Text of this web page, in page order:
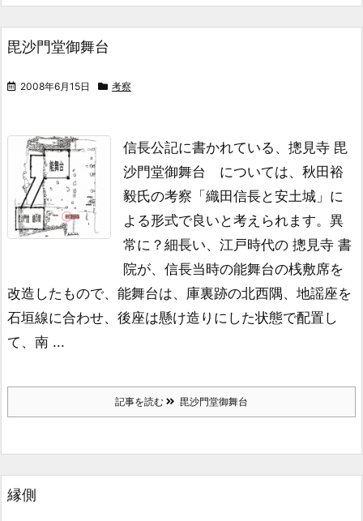
毘沙門堂御舞台
2008年6月15日 考察
信長公記に書かれている、 摠見寺 毘
沙門堂御舞台 については、 秋田裕
毅氏の考察「織田信長と安土城」 に
よる形式で良いと考えられます。 異
常に？細長い、江戸時代の 摠見寺 書
院が、 信長当時の能舞台の桟敷席を
改造したもので、 能舞台は、庫裏跡の北西隅、地謡座を
石垣線に合わせ、 後座は懸け造りにした状態で配置し
て、 南 ...
記事を読む 毘沙門堂御舞台
縁側